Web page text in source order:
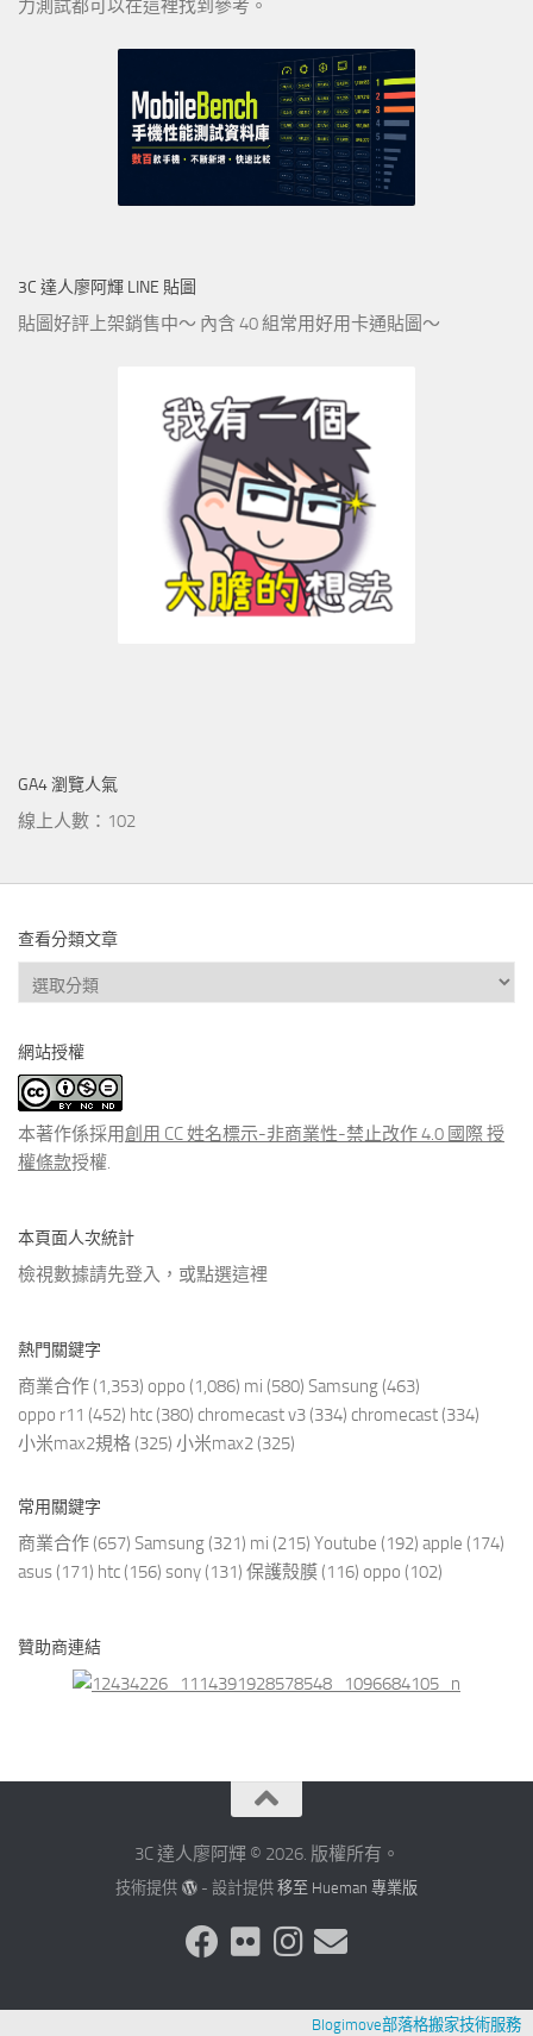
力測試都可以在這裡找到參考。
3C 達人廖阿輝 LINE 貼圖
貼圖好評上架銷售中～ 內含 40 組常用好用卡通貼圖～
GA4 瀏覽人氣
線上人數：102
查看分類文章
查
看
類
文
章
網站授權
本著作係採用創用 CC 姓名標示-非商業性-禁止改作 4.0 國際 授
權條款授權.
本頁面人次統計
檢視數據請先登入，或點選這裡
熱門關鍵字
商業合作 (1,353) oppo (1,086) mi (580) Samsung (463)
oppo r11 (452) htc (380) chromecast v3 (334) chromecast (334)
小米max2規格 (325) 小米max2 (325)
常用關鍵字
商業合作 (657) Samsung (321) mi (215) Youtube (192) apple (174)
asus (171) htc (156) sony (131) 保護殼膜 (116) oppo (102)
贊助商連結
3C 達人廖阿輝 © 2026. 版權所有。
技術提供 - 設計提供 移至 Hueman 專業版
Blogimove部落格搬家技術服務